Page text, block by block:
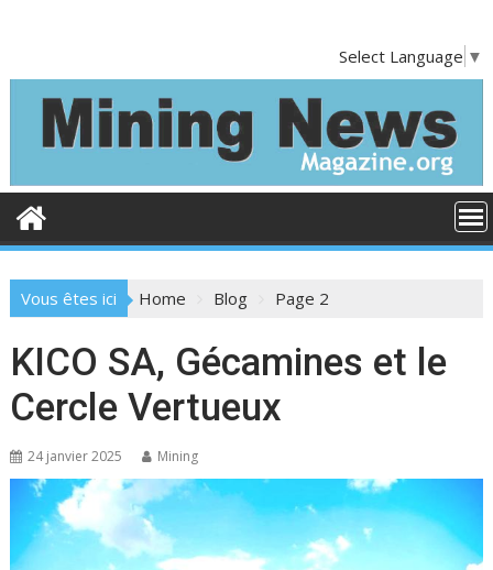
o
t
Select Language ▼
Vous êtes ici Home Blog Page 2
B
l
o
g
KICO SA, Gécamines et le
Cercle Vertueux
24 janvier 2025 Mining